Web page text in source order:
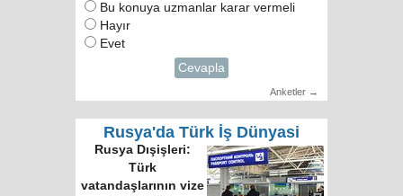
Bu konuya uzmanlar karar vermeli
Hayır
Evet
Cevapla
Anketler →
Rusya'da Türk İş Dünyasi
Rusya Dışişleri:
Türk
vatandaşlarının vize